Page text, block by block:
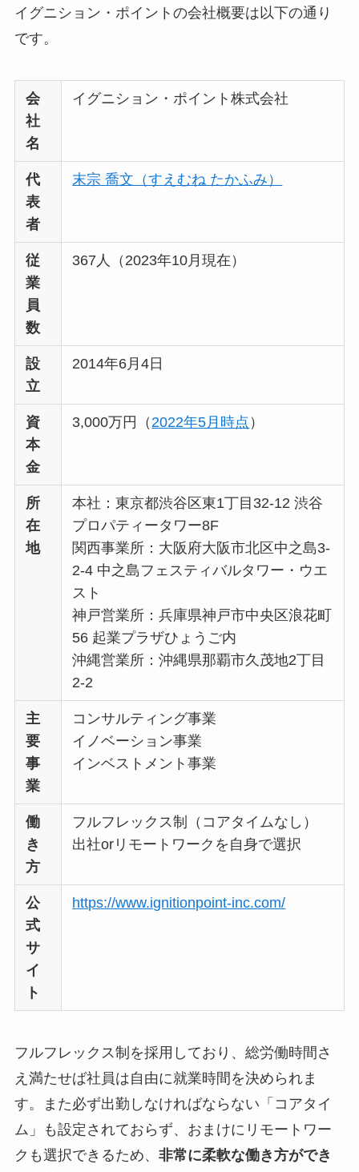
イグニション・ポイントの会社概要は以下の通り
です。
会
社
名
イグニション・ポイント株式会社
代
表
者
末宗 喬文（すえむね たかふみ）
従
業
員
数
367人（2023年10月現在）
設
立
2014年6月4日
資
本
金
3,000万円（ 2022年5月時点 ）
所
在
地
本社：東京都渋谷区東1丁目32-12 渋谷
プロパティータワー8F
関西事業所：大阪府大阪市北区中之島3-
2-4 中之島フェスティバルタワー・ウエ
スト
神戸営業所：兵庫県神戸市中央区浪花町
56 起業プラザひょうご内
沖縄営業所：沖縄県那覇市久茂地2丁目
2-2
主
要
事
業
コンサルティング事業
イノベーション事業
インベストメント事業
働
き
方
フルフレックス制（コアタイムなし）
出社orリモートワークを自身で選択
公
式
サ
イ
ト
https://www.ignitionpoint-inc.com/
フルフレックス制を採用しており、総労働時間さ
え満たせば社員は自由に就業時間を決められま
す。また必ず出勤しなければならない「コアタイ
ム」も設定されておらず、おまけにリモートワー
クも選択できるため、 非常に柔軟な働き方ができ